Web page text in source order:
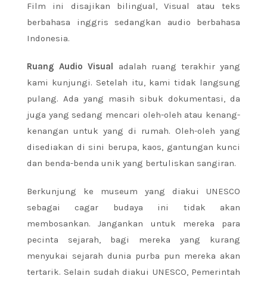
Film ini disajikan bilingual, Visual atau teks
berbahasa inggris sedangkan audio berbahasa
Indonesia.
Ruang Audio Visual
adalah ruang terakhir yang
kami kunjungi. Setelah itu, kami tidak langsung
pulang. Ada yang masih sibuk dokumentasi, da
juga yang sedang mencari oleh-oleh atau kenang-
kenangan untuk yang di rumah. Oleh-oleh yang
disediakan di sini berupa, kaos, gantungan kunci
dan benda-benda unik yang bertuliskan sangiran.
Berkunjung ke museum yang diakui UNESCO
sebagai cagar budaya ini tidak akan
membosankan. Jangankan untuk mereka para
pecinta sejarah, bagi mereka yang kurang
menyukai sejarah dunia purba pun mereka akan
tertarik. Selain sudah diakui UNESCO, Pemerintah